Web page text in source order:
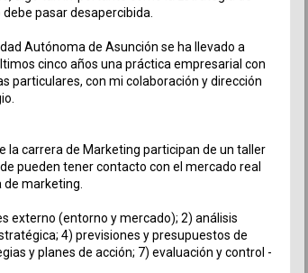
pasar desapercibida.
Autónoma de Asunción se ha llevado a
cinco años una práctica empresarial con
particulares, con mi colaboración y dirección
la carrera de Marketing participan de un taller
pueden tener contacto con el mercado real
marketing.
externo (entorno y mercado); 2) análisis
4) previsiones y presupuestos de
y planes de acción; 7) evaluación y control -